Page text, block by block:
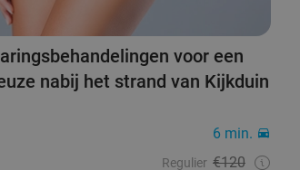
voor een
nabij het strand van Kijkduin
6 min.
Regulier €120